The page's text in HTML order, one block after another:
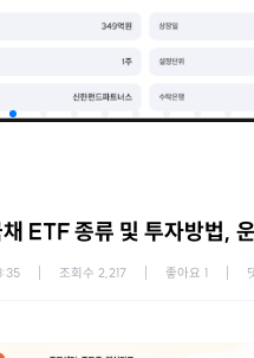
ETF 종류 및 투자방법,
조회수 2,217 좋아요 1